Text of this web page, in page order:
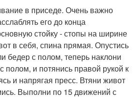
в приседе. Очень важно
его до конца
стойку - стопы на ширине
в себя, спина прямая. Опустись
бедер с полом, теперь наклони
полом, и потянись правой рукой к
и напрягая пресс. Втяни живот
Выполни по 15 движений с